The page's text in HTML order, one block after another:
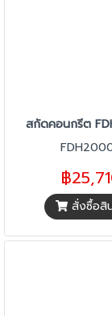
สกัดคอนกรีต
฿
สั่งซื้อสิ